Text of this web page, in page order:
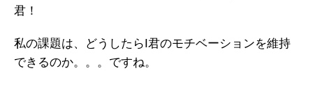
君！
私の課題は、どうしたらI君のモチベーションを維持
できるのか。。。ですね。